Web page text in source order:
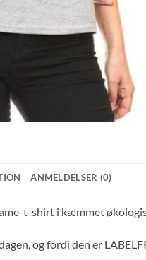
ANMELDELSER (0)
t-shirt i kæmmet
og fordi den er